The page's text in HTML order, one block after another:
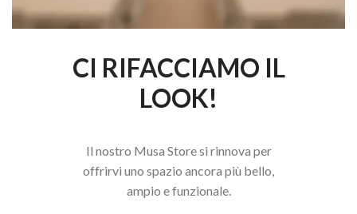
CI RIFACCIAMO IL
LOOK!
Il nostro Musa Store si rinnova per
offrirvi uno spazio ancora più bello,
ampio e funzionale.